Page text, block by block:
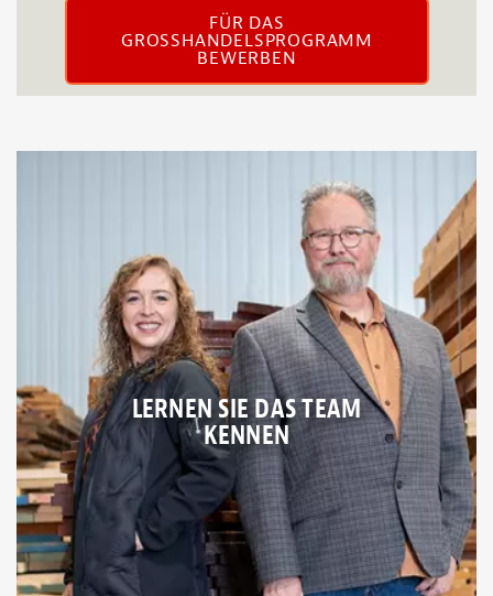
FÜR DAS
GROSSHANDELSPROGRAMM B
EWERBEN
LERNEN SIE DAS TEAM
KENNEN